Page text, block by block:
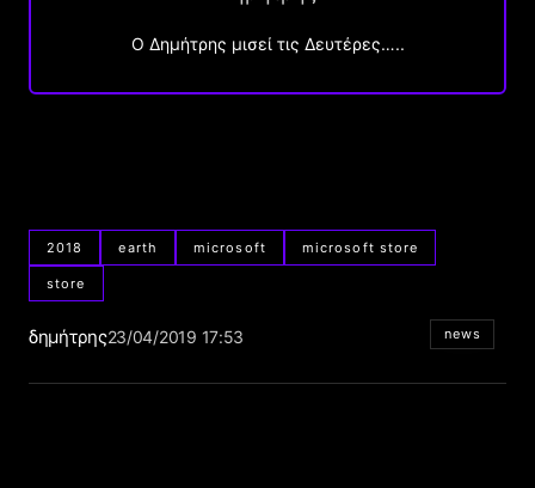
O Δημήτρης μισεί τις Δευτέρες…..
2018 earth microsoft microsoft store
store
δημήτρης23/04/2019 17:53 news